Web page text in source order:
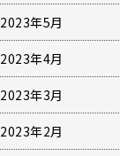
2023年5月
2023年4月
2023年3月
2023年2月